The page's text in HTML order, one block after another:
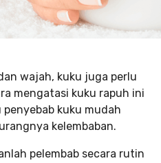
wajah, kuku juga perlu
mengatasi kuku rapuh ini
kuku mudah
kelembaban.
pelembab secara rutin